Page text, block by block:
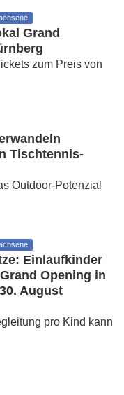
Grand
zum Preis von
Tischtennis-
Outdoor-Potenzial
Einlaufkinder
Opening in
August
pro Kind kann